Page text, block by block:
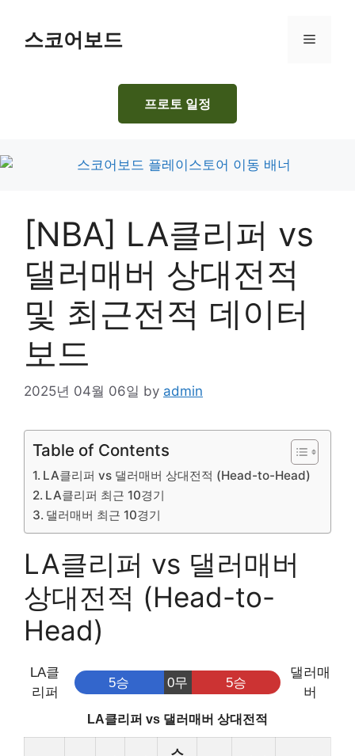
content스코어보드 Menu
프로토 일정
[NBA] LA클리퍼 vs
댈러매버 상대전적
및 최근전적 데이터
보드
2025년 04월 06일 by admin
Table of Contents
LA클리퍼 vs 댈러매버 상대전적 (Head-to-Head)
LA클리퍼 최근 10경기
댈러매버 최근 10경기
LA클리퍼 vs 댈러매버
상대전적 (Head-to-
Head)
LA클
리퍼
5승 0무 5승
댈러매
버
LA클리퍼 vs 댈러매버 상대전적